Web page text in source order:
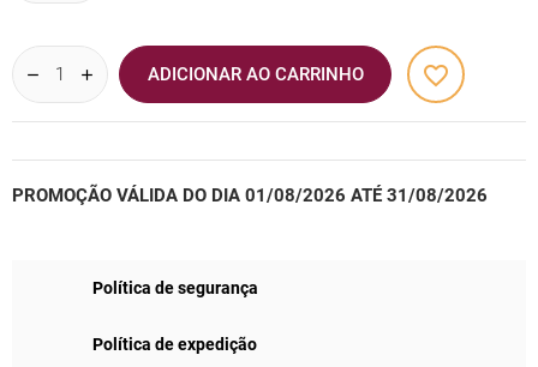
ADICIONAR AO CARRINHO favorite_border
PROMOÇÃO VÁLIDA DO DIA 01/08/2026 ATÉ 31/08/2026
Política de segurança
Política de expedição